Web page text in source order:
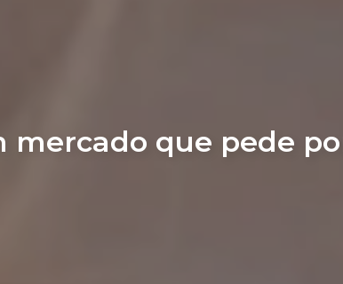
mercado que pede